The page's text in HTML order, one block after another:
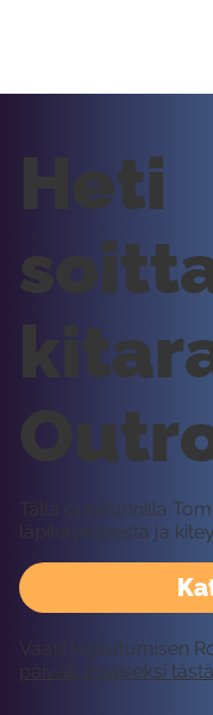
Heti
Tällä oppitunnilla
läpikäymisestä ja
Vaatii kirjautumisen
päivää ilmaiseksi